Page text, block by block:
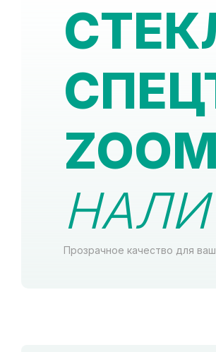
Прозрачное качество для